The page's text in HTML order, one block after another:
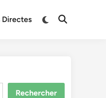
Directes
Switch
Open
Rechercher